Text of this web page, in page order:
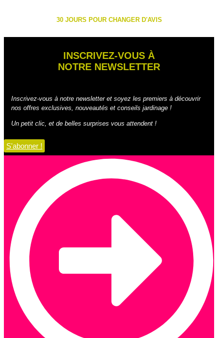
30 JOURS POUR CHANGER D'AVIS
INSCRIVEZ-VOUS À
NOTRE NEWSLETTER
Inscrivez-vous à notre newsletter et soyez les premiers à découvrir
nos offres exclusives, nouveautés et conseils jardinage !
Un petit clic, et de belles surprises vous attendent !
S'abonner !